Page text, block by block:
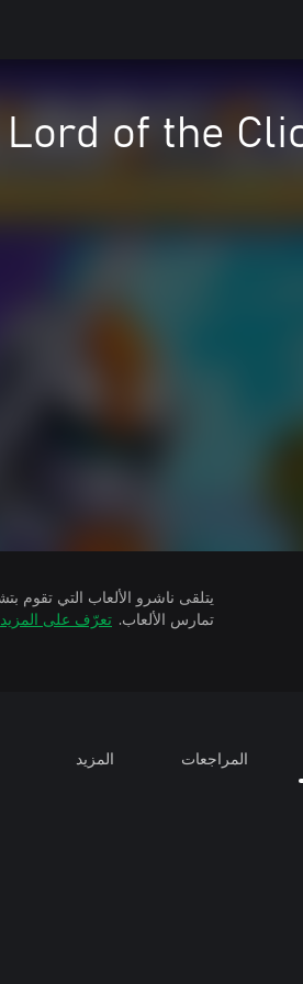
Lord of the
تمارس الألعاب. تعرّف على المزيد
المراجعات المزيد